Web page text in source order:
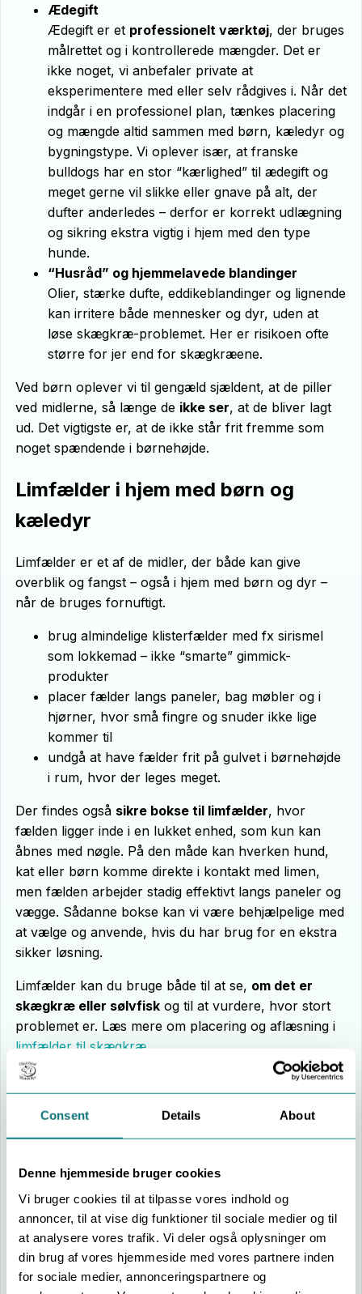
Consent Details About
Denne hjemmeside bruger cookies
Vi bruger cookies til at tilpasse vores indhold og
annoncer, til at vise dig funktioner til sociale medier og til
at analysere vores trafik. Vi deler også oplysninger om
din brug af vores hjemmeside med vores partnere inden
for sociale medier, annonceringspartnere og
Ædegift
Ædegift er et professionelt værktøj, der bruges
målrettet og i kontrollerede mængder. Det er
ikke noget, vi anbefaler private at
eksperimentere med eller selv rådgives i. Når det
indgår i en professionel plan, tænkes placering
og mængde altid sammen med børn, kæledyr og
bygningstype. Vi oplever især, at franske
bulldogs har en stor “kærlighed” til ædegift og
meget gerne vil slikke eller gnave på alt, der
dufter anderledes – derfor er korrekt udlægning
og sikring ekstra vigtig i hjem med den type
hunde.
“Husråd” og hjemmelavede blandinger
Olier, stærke dufte, eddikeblandinger og lignende
kan irritere både mennesker og dyr, uden at
løse skægkræ-problemet. Her er risikoen ofte
større for jer end for skægkræene.
Ved børn oplever vi til gengæld sjældent, at de piller
ved midlerne, så længe de ikke ser, at de bliver lagt
ud. Det vigtigste er, at de ikke står frit fremme som
noget spændende i børnehøjde.
Limfælder i hjem med børn og
kæledyr
Limfælder er et af de midler, der både kan give
overblik og fangst – også i hjem med børn og dyr –
når de bruges fornuftigt.
brug almindelige klisterfælder med fx sirismel
som lokkemad – ikke “smarte” gimmick-
produkter
placer fælder langs paneler, bag møbler og i
hjørner, hvor små fingre og snuder ikke lige
kommer til
undgå at have fælder frit på gulvet i børnehøjde
i rum, hvor der leges meget.
Der findes også sikre bokse til limfælder, hvor
fælden ligger inde i en lukket enhed, som kun kan
åbnes med nøgle. På den måde kan hverken hund,
kat eller børn komme direkte i kontakt med limen,
men fælden arbejder stadig effektivt langs paneler og
vægge. Sådanne bokse kan vi være behjælpelige med
at vælge og anvende, hvis du har brug for en ekstra
sikker løsning.
Limfælder kan du bruge både til at se, om det er
skægkræ eller sølvfisk og til at vurdere, hvor stort
problemet er. Læs mere om placering og aflæsning i
limfælder til skægkræ
Giftfri tiltag, der altid er sikre
støvsug langs paneler, bag møbler og i skabe
jævnligt
begræns papkasser, bunker og steder, hvor ting
står urørt i måneder
tæt revner ved fodlister, rør og sokler, hvor
skægkræ kan bevæge sig rundt.